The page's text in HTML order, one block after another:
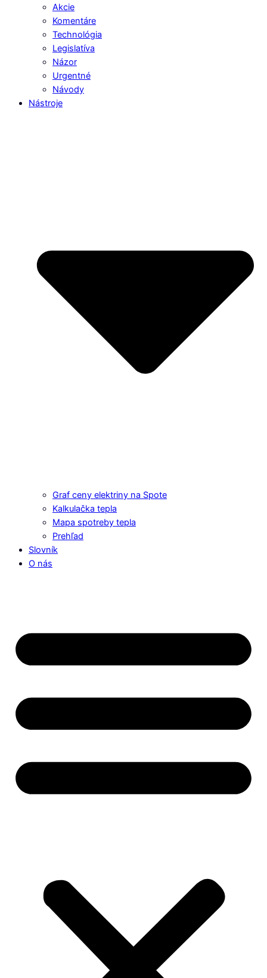
Akcie
Komentáre
Technológia
Legislatíva
Názor
Urgentné
Návody
Nástroje
Graf ceny elektriny na Spote
Kalkulačka tepla
Mapa spotreby tepla
Prehľad
Slovník
O nás